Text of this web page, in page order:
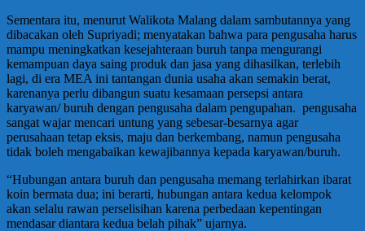
Sementara itu, menurut Walikota Malang dalam sambutannya yang
dibacakan oleh Supriyadi; menyatakan bahwa para pengusaha harus
mampu meningkatkan kesejahteraan buruh tanpa mengurangi
kemampuan daya saing produk dan jasa yang dihasilkan, terlebih
lagi, di era MEA ini tantangan dunia usaha akan semakin berat,
karenanya perlu dibangun suatu kesamaan persepsi antara
karyawan/ buruh dengan pengusaha dalam pengupahan. pengusaha
sangat wajar mencari untung yang sebesar-besarnya agar
perusahaan tetap eksis, maju dan berkembang, namun pengusaha
tidak boleh mengabaikan kewajibannya kepada karyawan/buruh.
“Hubungan antara buruh dan pengusaha memang terlahirkan ibarat
koin bermata dua; ini berarti, hubungan antara kedua kelompok
akan selalu rawan perselisihan karena perbedaan kepentingan
mendasar diantara kedua belah pihak” ujarnya.